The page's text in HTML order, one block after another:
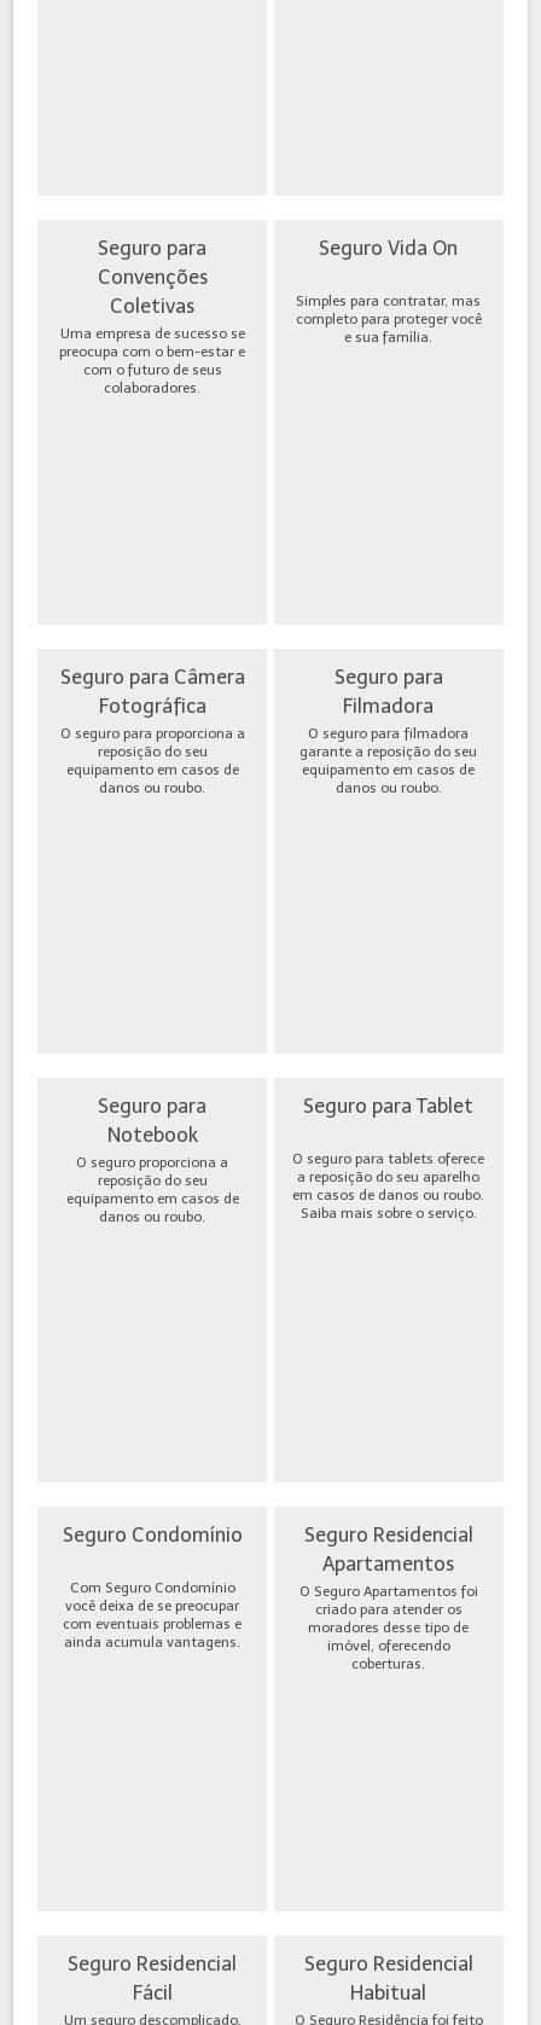
Seguro para
Convenções
Coletivas
Uma empresa de sucesso se
preocupa com o bem-estar e
com o futuro de seus
colaboradores.
Seguro Vida On
Simples para contratar, mas
completo para proteger você
e sua família.
Seguro para Câmera
Fotográfica
O seguro para proporciona a
reposição do seu
equipamento em casos de
danos ou roubo.
Seguro para
Filmadora
O seguro para filmadora
garante a reposição do seu
equipamento em casos de
danos ou roubo.
Seguro para
Notebook
O seguro proporciona a
reposição do seu
equipamento em casos de
danos ou roubo.
Seguro para Tablet
O seguro para tablets oferece
a reposição do seu aparelho
em casos de danos ou roubo.
Saiba mais sobre o serviço.
Seguro Condomínio
Com Seguro Condomínio
você deixa de se preocupar
com eventuais problemas e
ainda acumula vantagens.
Seguro Residencial
Apartamentos
O Seguro Apartamentos foi
criado para atender os
moradores desse tipo de
imóvel, oferecendo
coberturas.
Seguro Residencial
Fácil
Um seguro descomplicado,
Seguro Residencial
Habitual
O Seguro Residência foi feito